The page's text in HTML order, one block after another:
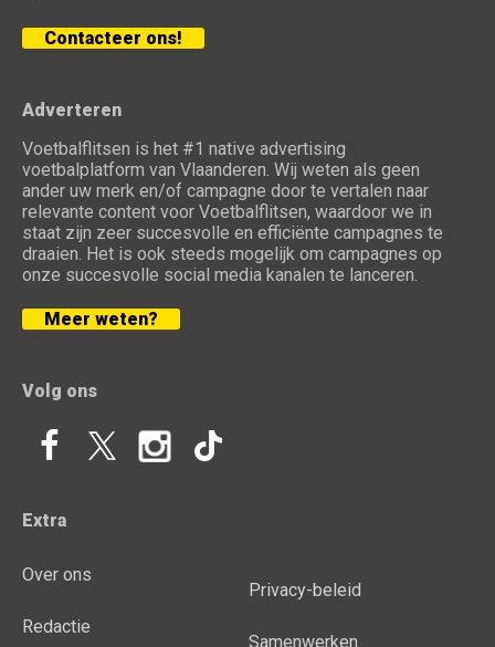
Contacteer ons!
Adverteren
Voetbalflitsen is het #1 native advertising
voetbalplatform van Vlaanderen. Wij weten als geen
ander uw merk en/of campagne door te vertalen naar
relevante content voor Voetbalflitsen, waardoor we in
staat zijn zeer succesvolle en efficiënte campagnes te
draaien. Het is ook steeds mogelijk om campagnes op
onze succesvolle social media kanalen te lanceren.
Meer weten?
Volg ons
Extra
Over ons
Redactie
Privacy-beleid
Samenwerken